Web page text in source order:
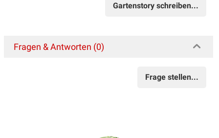
Gartenstory schreiben...
Fragen & Antworten (0)
Frage stellen...